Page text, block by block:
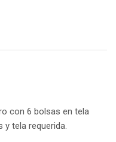
con 6 bolsas en tela
y tela requerida.